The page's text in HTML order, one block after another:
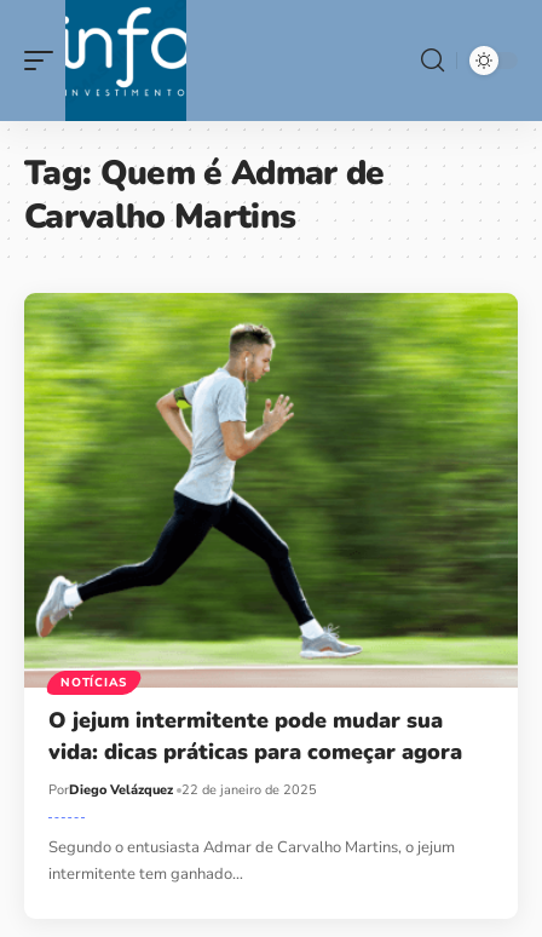
Tag:Quem é Admar de
Carvalho Martins
NOTÍCIAS
O jejum intermitente pode mudar sua
vida: dicas práticas para começar agora
PorDiego Velázquez 22 de janeiro de 2025
Segundo o entusiasta Admar de Carvalho Martins, o jejum
intermitente tem ganhado…